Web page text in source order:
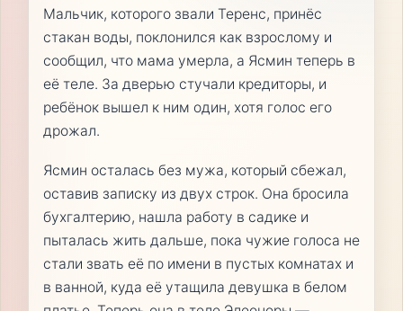
Мальчик, которого звали Теренс, принёс
стакан воды, поклонился как взрослому и
сообщил, что мама умерла, а Ясмин теперь в
её теле. За дверью стучали кредиторы, и
ребёнок вышел к ним один, хотя голос его
дрожал.
Ясмин осталась без мужа, который сбежал,
оставив записку из двух строк. Она бросила
бухгалтерию, нашла работу в садике и
пыталась жить дальше, пока чужие голоса не
стали звать её по имени в пустых комнатах и
в ванной, куда её утащила девушка в белом